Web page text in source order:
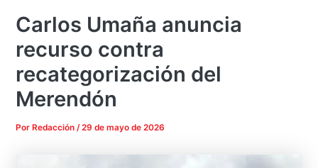
Carlos Umaña anuncia
recurso contra
recategorización del
Merendón
Por Redacción/29 de mayo de 2026